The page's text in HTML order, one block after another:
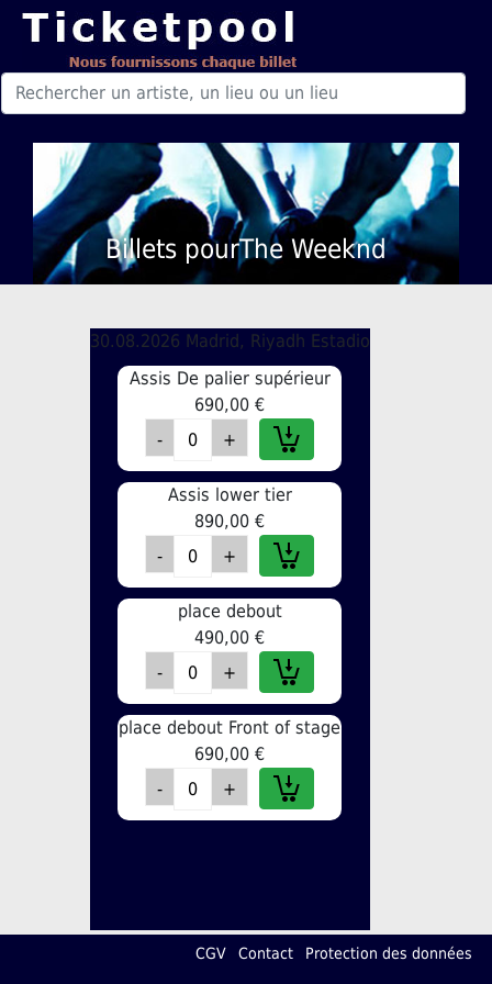
Billets pourThe Weeknd
30.08.2026 Madrid, Riyadh Estadio
Assis De palier supérieur
690,00 €
Assis lower tier
890,00 €
place debout
490,00 €
place debout Front of stage
690,00 €
CGV Contact Protection des données